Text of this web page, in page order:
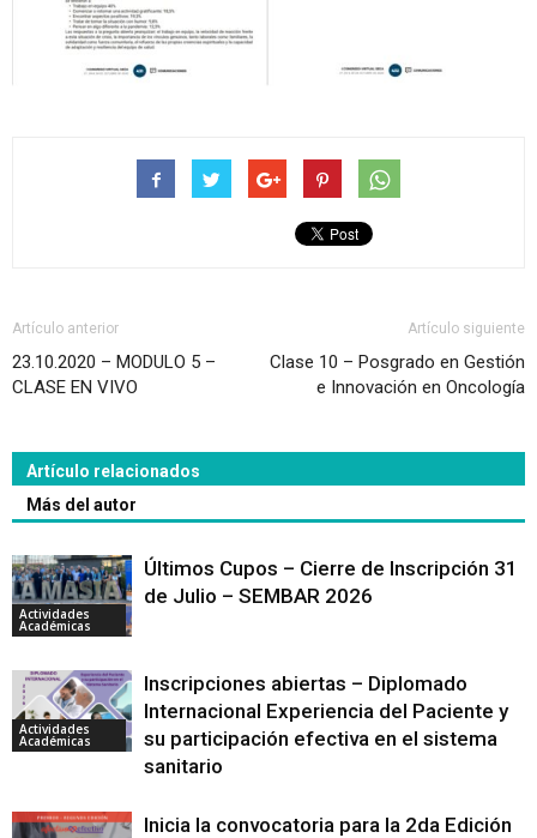
Artículo anterior
23.10.2020 – MODULO 5 –
CLASE EN VIVO
Artículo siguiente
Clase 10 – Posgrado en Gestión
e Innovación en Oncología
Artículo relacionados
Más del autor
Actividades
Académicas
Últimos Cupos – Cierre de Inscripción 31
de Julio – SEMBAR 2026
Actividades
Académicas
Inscripciones abiertas – Diplomado
Internacional Experiencia del Paciente y
su participación efectiva en el sistema
sanitario
Inicia la convocatoria para la 2da Edición